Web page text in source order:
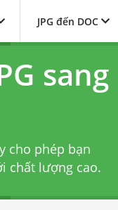
JPG đến DOC
sang
cho phép bạn
chất lượng cao.